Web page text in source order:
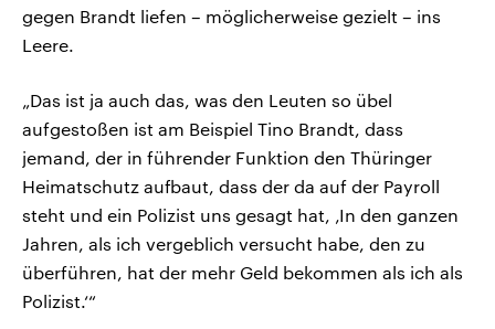
gegen Brandt liefen – möglicherweise gezielt – ins
Leere.
„Das ist ja auch das, was den Leuten so übel
aufgestoßen ist am Beispiel Tino Brandt, dass
jemand, der in führender Funktion den Thüringer
Heimatschutz aufbaut, dass der da auf der Payroll
steht und ein Polizist uns gesagt hat, ‚In den ganzen
Jahren, als ich vergeblich versucht habe, den zu
überführen, hat der mehr Geld bekommen als ich als
Polizist.‘“